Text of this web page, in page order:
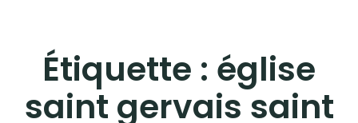
Étiquette : église
saint gervais saint
VOYAGES À L’ÉTRANGER
CULTURES